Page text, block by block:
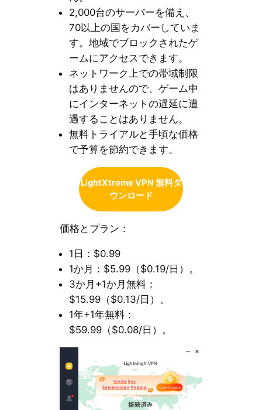
2,000台のサーバーを備え、
70以上の国をカバーしていま
す。地域でブロックされたゲ
ームにアクセスできます。
ネットワーク上での帯域制限
はありませんので、ゲーム中
にインターネットの遅延に遭
遇することはありません。
無料トライアルと手頃な価格
で予算を節約できます。
LightXtreme VPN 無料ダ
ウンロード
価格とプラン：
1日：$0.99
1か月：$5.99（$0.19/日）。
3か月+1か月無料：
$15.99（$0.13/日）。
1年+1年無料：
$59.99（$0.08/日）。